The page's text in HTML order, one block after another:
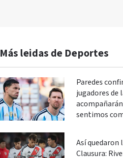
Más leidas de Deportes
Paredes
jugadores de
sentimos
Así quedaron
Clausura: